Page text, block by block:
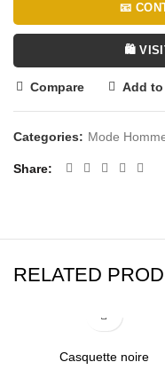
📧
🛍️
Compare Add
Categories: Mode
Share
RELATED
Casquette noire